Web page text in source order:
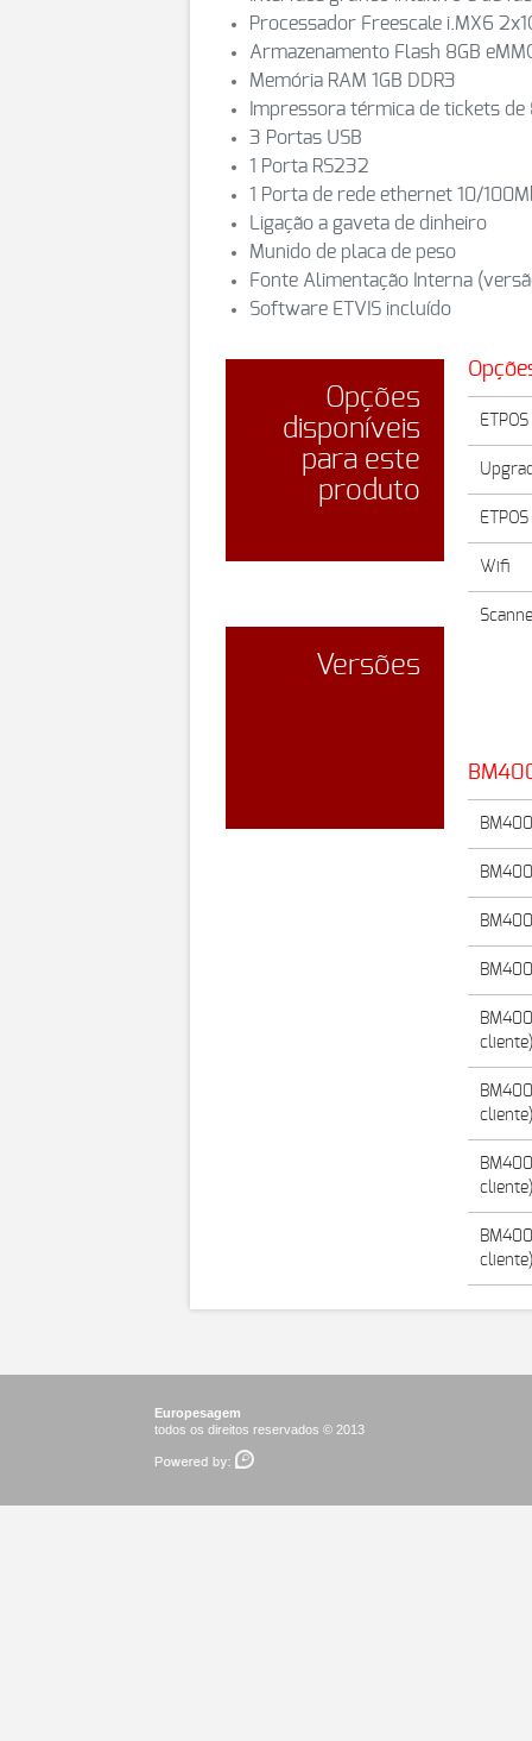
Processador Freescale i.MX6
Armazenamento Flash 8GB
Memória RAM 1GB DDR3
Impressora térmica de tickets
3 Portas USB
1 Porta RS232
1 Porta de rede ethernet 10/
Ligação a gaveta de dinheiro
Munido de placa de peso
Fonte Alimentação Interna
Software ETVIS incluído
Opções
disponíveis
para este
produto
Wifi
Versões
Europesagem
todos os direitos reservados © 2013